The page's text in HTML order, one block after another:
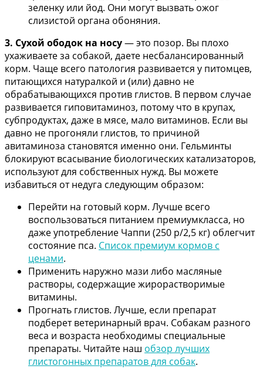
зеленку или йод. Они могут вызвать ожог
слизистой органа обоняния.
3. Сухой ободок на носу— это позор. Вы плохо
ухаживаете за собакой, даете несбалансированный
корм. Чаще всего патология развивается у питомцев,
питающихся натуралкой и (или) давно не
обрабатывающихся против глистов. В первом случае
развивается гиповитаминоз, потому что в крупах,
субпродуктах, даже в мясе, мало витаминов. Если вы
давно не прогоняли глистов, то причиной
авитаминоза становятся именно они. Гельминты
блокируют всасывание биологических катализаторов,
используют для собственных нужд. Вы можете
избавиться от недуга следующим образом:
Перейти на готовый корм. Лучше всего
воспользоваться питанием премиумкласса, но
даже употребление Чаппи (250 р/2,5 кг) облегчит
состояние пса. Список премиум кормов с
ценами.
Применить наружно мази либо масляные
растворы, содержащие жирорастворимые
витамины.
Прогнать глистов. Лучше, если препарат
подберет ветеринарный врач. Собакам разного
веса и возраста необходимы специальные
препараты. Читайте наш обзор лучших
глистогонных препаратов для собак.